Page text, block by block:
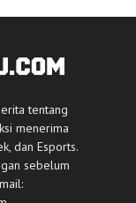
tentang
menerima
dan Esports.
sebelum